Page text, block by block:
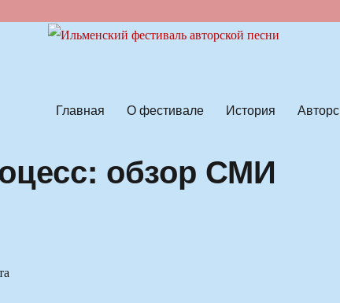
Главная О фестивале История
обзор СМИ